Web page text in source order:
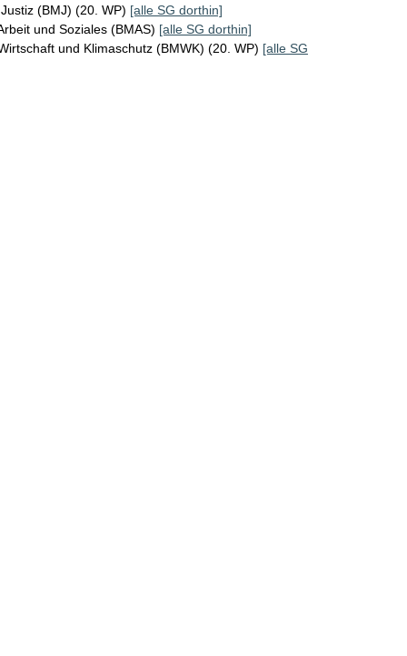
(BMJ) (20. WP) [alle SG dorthin]
und Soziales (BMAS) [alle SG dorthin]
und Klimaschutz (BMWK) (20. WP) [alle SG